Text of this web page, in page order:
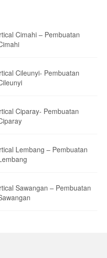
Cimahi – Pembuatan
Cileunyi- Pembuatan
Ciparay- Pembuatan
Lembang – Pembuatan
Sawangan – Pembuatan